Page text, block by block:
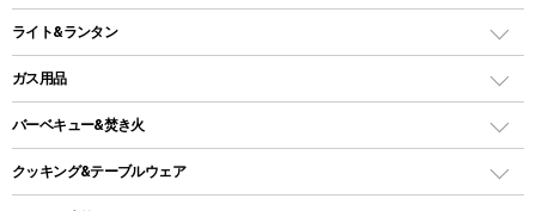
ロッジ型・オリジナルテント
タープ
スクエアタープ（レクタタープ）
インフレータブルマット
レジャーシート
ライト&ランタン
LEDランタン
ガスランタン
オイルランタン
ガス用品
ガスバーナー
ガス缶
バーベキュー&焚き火
バーベキューコンロ、グリル
クッキング&テーブルウェア